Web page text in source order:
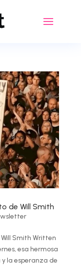
de Will Smith
Smith Written
esa hermosa
la esperanza de